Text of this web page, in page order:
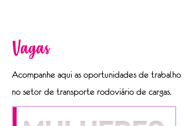
Vagas
Acompanhe aqui as oportunidades de trabalho
no setor de transporte rodoviário de cargas.